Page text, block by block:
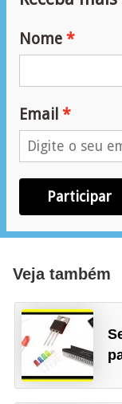
Nome
Email
Participar
Veja também
e
g
u
n
ç
a
l
t
i
c